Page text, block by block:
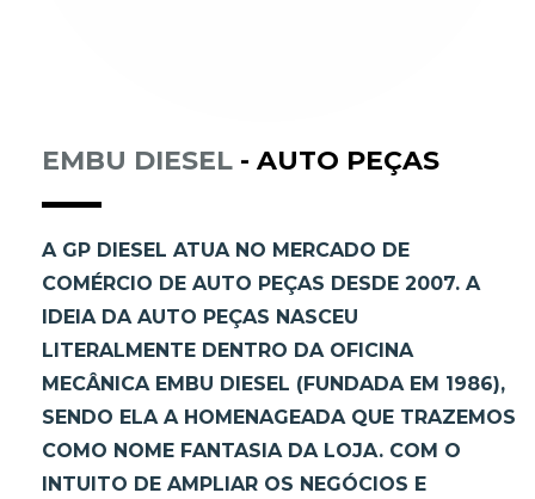
EMBU DIESEL - AUTO PEÇAS
A GP DIESEL ATUA NO MERCADO DE
COMÉRCIO DE AUTO PEÇAS DESDE 2007. A
IDEIA DA AUTO PEÇAS NASCEU
LITERALMENTE DENTRO DA OFICINA
MECÂNICA EMBU DIESEL (FUNDADA EM 1986),
SENDO ELA A HOMENAGEADA QUE TRAZEMOS
COMO NOME FANTASIA DA LOJA. COM O
INTUITO DE AMPLIAR OS NEGÓCIOS E